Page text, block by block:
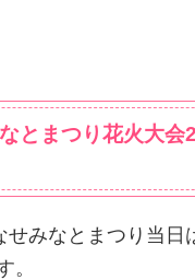
とまつり花火大会
せみなとまつり当日
。